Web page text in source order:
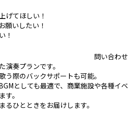
げてほしい！
願いしたい！
！
問い合わせ
演奏プランです。
う際のバックサポートも可能。
としても最適で、商業施設や各種イベ
。
るひとときをお届けします。